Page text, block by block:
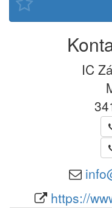
IC
https://